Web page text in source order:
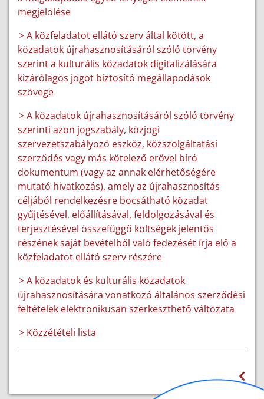
megjelölése
> A közfeladatot ellátó szerv által kötött, a
közadatok újrahasznosításáról szóló törvény
szerint a kulturális közadatok digitalizálására
kizárólagos jogot biztosító megállapodások
szövege
> A közadatok újrahasznosításáról szóló törvény
szerinti azon jogszabály, közjogi
szervezetszabályozó eszköz, közszolgáltatási
szerződés vagy más kötelező erővel bíró
dokumentum (vagy az annak elérhetőségére
mutató hivatkozás), amely az újrahasznosítás
céljából rendelkezésre bocsátható közadat
gyűjtésével, előállításával, feldolgozásával és
terjesztésével összefüggő költségek jelentős
részének saját bevételből való fedezését írja elő a
közfeladatot ellátó szerv részére
> A közadatok és kulturális közadatok
újrahasznosítására vonatkozó általános szerződési
feltételek elektronikusan szerkeszthető változata
> Közzétételi lista